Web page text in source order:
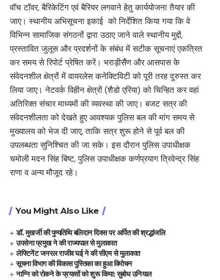
वॉच टॉवर, बैरिकेटिंग एवं बैरियर लगवाने हेतु कार्ययोजना तैयार की
जाए। स्थानीय अभिसूचना इकाई को निर्देशित किया गया कि वे
विभिन्न सामाजिक संगठनों द्वारा उठाए जाने वाले स्थानीय मुद्दों,
प्रस्तावित जुलूस और प्रदर्शनों के संबंध में सटीक सूचनाएं एकत्रित
कर समय से रिपोर्ट प्रेषित करें। भराड़ीसैंण और आसपास के
संवेदनशील क्षेत्रों में वायरलेस कनेक्टिविटी को पूरी तरह दुरुस्त कर
लिया जाए। नेटवर्क विहीन क्षेत्रों (शैडो एरिया) को चिन्हित कर वहां
अतिरिक्त संचार माध्यमों की व्यवस्था की जाए। बजट सत्र की
संवेदनशीलता को देखते हुए आवश्यक पुलिस बल की मांग समय से
मुख्यालय को भेज दी जाए, ताकि सत्र शुरू होने से पूर्व बल की
उपलब्धता सुनिश्चित की जा सके। इस दौरान पुलिस उपाधीक्षक
चमोली मदन सिंह बिष्ट, पुलिस उपाधीक्षक कर्णप्रयाग त्रिवेन्द्र सिंह
राणा व अन्य मौजूद रहे।
You Might Also Like
डॉ. मुखर्जी की पुण्यतिथि बलिदान दिवस पर अर्पित की श्रद्धांजलि
उपसेना प्रमुख ने की राज्यपाल से मुलाकात
लेफ्टिनेंट जनरल राजीव घई ने की सीएम से मुलाकात
सूचना विभाग की विकास पुस्तिका का हुआ विमोचन
नाग्नि को रोकने के प्रयासों को शुरू किया: सुबोध उनियाल